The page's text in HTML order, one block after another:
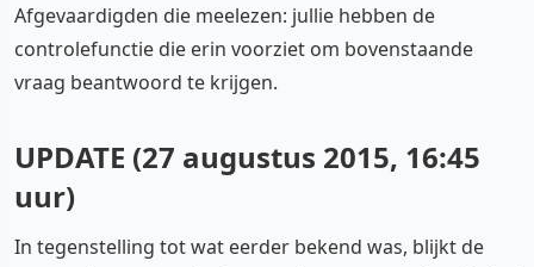
Afgevaardigden die meelezen: jullie hebben de
controlefunctie die erin voorziet om bovenstaande
vraag beantwoord te krijgen.
UPDATE (27 augustus 2015, 16:45
uur)
In tegenstelling tot wat eerder bekend was, blijkt de